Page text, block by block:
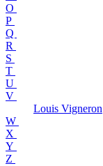
O
P
Q
R
S
T
U
V
Louis Vigneron
W
X
Y
Z